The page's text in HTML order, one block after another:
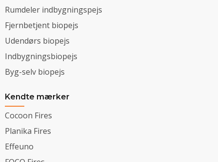
Rumdeler indbygningspejs
Fjernbetjent biopejs
Udendørs biopejs
Indbygningsbiopejs
Byg-selv biopejs
Kendte mærker
Cocoon Fires
Planika Fires
Effeuno